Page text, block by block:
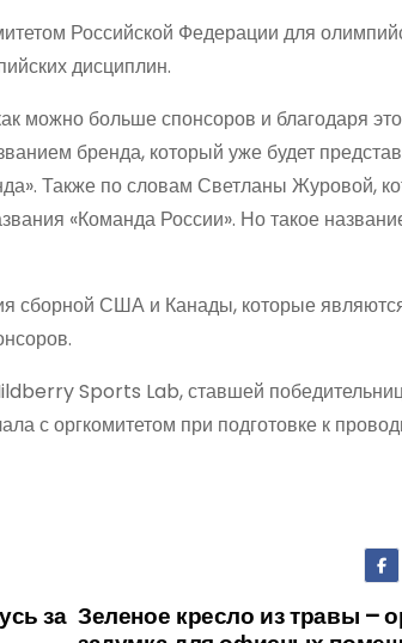
Российской Федерации для
дисциплин.
можно больше спонсоров и благодаря
бренда, который уже будет
Также по словам Светланы Журовой,
«Команда России». Но такое
сборной США и Канады, которые
Sports Lab, ставшей
с оргкомитетом при подготовке к
Зеленое кресло из травы –
за